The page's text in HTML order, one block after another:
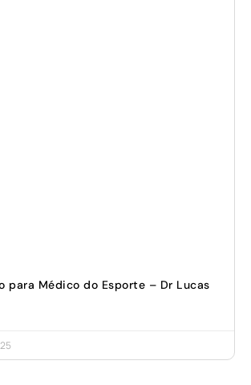
para Médico do Esporte – Dr Lucas